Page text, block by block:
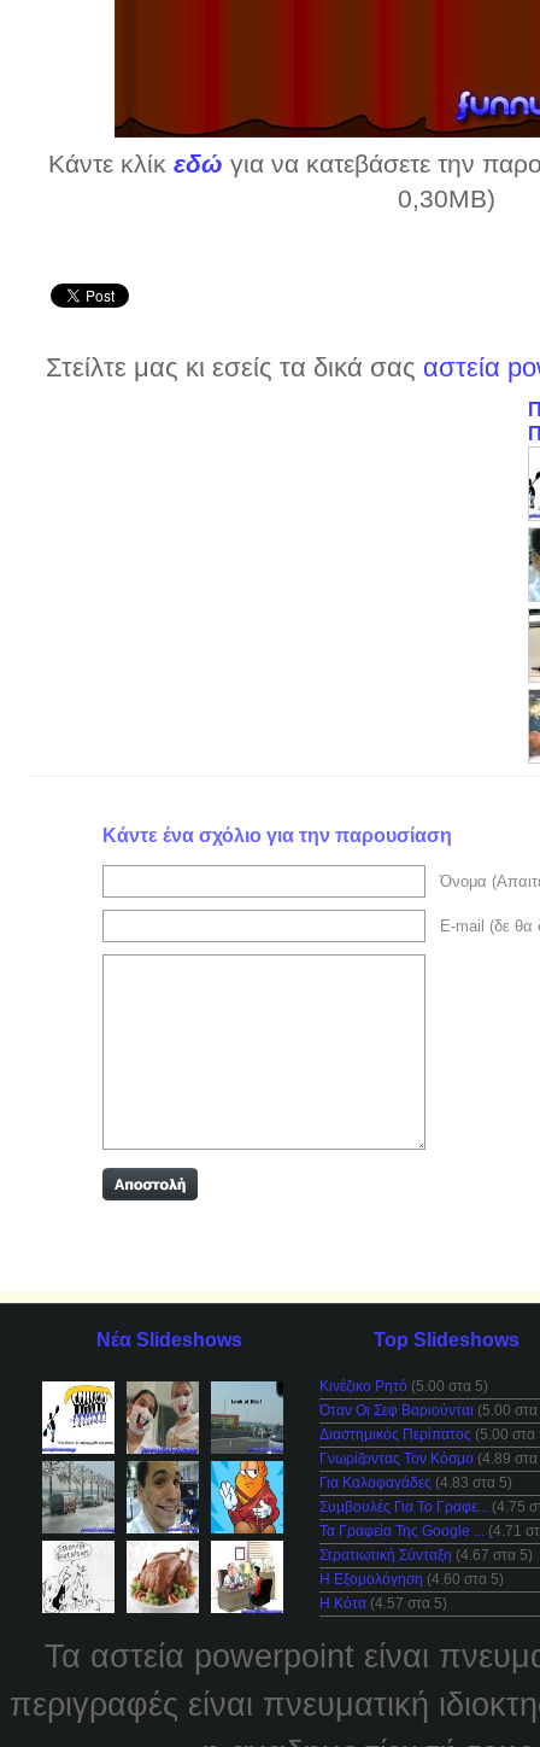
Κάντε κλίκ εδώ για να κατεβάσετε την
0,30MB)
Στείλτε μας κι εσείς τα δικά σας αστεία
Κάντε ένα σχόλιο για την παρουσίαση
Όνομα
E-mail (δε θα
Νέα Slideshows Top Slideshows
Κινέζικο Ρητό (5.00 στα 5)
Όταν Οι Σεφ Βαριούνται (5.00
Διαστημικός Περίπατος (5.00 στα
Γνωρίζοντας Τον Κόσμο (4.89
Για Καλοφαγάδες (4.83 στα 5)
Συμβουλές Για Το Γραφε... (4.75
Τα Γραφεία Της Google ... (4.71
Στρατιωτική Σύνταξη (4.67 στα 5)
Η Εξομολόγηση (4.60 στα 5)
Η Κότα (4.57 στα 5)
Τα αστεία powerpoint είναι
περιγραφές είναι πνευματική